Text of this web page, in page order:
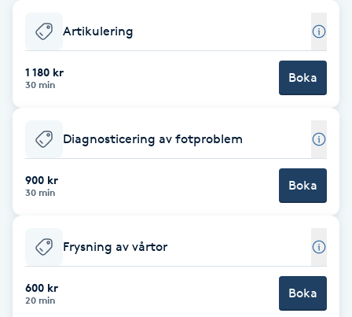
Babylights
Balayage
Barber
BIAB
Blowout
Artikulering
1 180 kr
30 min Boka
Diagnosticering av fotproblem
900 kr
30 min Boka
Frysning av vårtor
600 kr
20 min Boka